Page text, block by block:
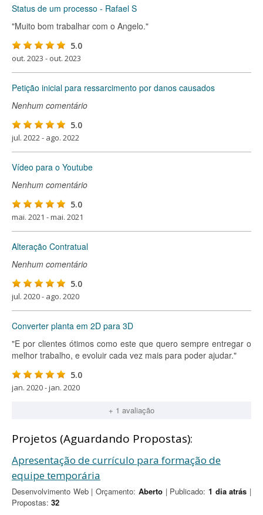
Status de um processo - Rafael S
"Muito bom trabalhar com o Angelo."
5.0
out. 2023 - out. 2023
Petição inicial para ressarcimento por danos causados
Nenhum comentário
5.0
jul. 2022 - ago. 2022
Vídeo para o Youtube
Nenhum comentário
5.0
mai. 2021 - mai. 2021
Alteração Contratual
Nenhum comentário
5.0
jul. 2020 - ago. 2020
Converter planta em 2D para 3D
"E por clientes ótimos como este que quero sempre entregar o
melhor trabalho, e evoluir cada vez mais para poder ajudar."
5.0
jan. 2020 - jan. 2020
+ 1 avaliação
Projetos (Aguardando Propostas):
Apresentação de currículo para formação de
equipe temporária
Desenvolvimento Web | Orçamento: Aberto| Publicado: 1 dia atrás |
Propostas: 32